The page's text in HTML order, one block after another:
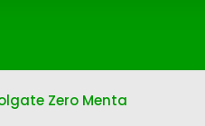
Zero Menta